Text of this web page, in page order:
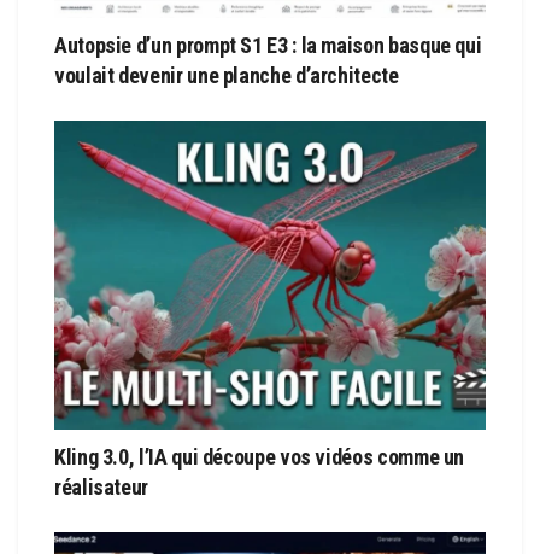
Autopsie d’un prompt S1 E3 : la maison basque qui
voulait devenir une planche d’architecte
Kling 3.0, l’IA qui découpe vos vidéos comme un
réalisateur